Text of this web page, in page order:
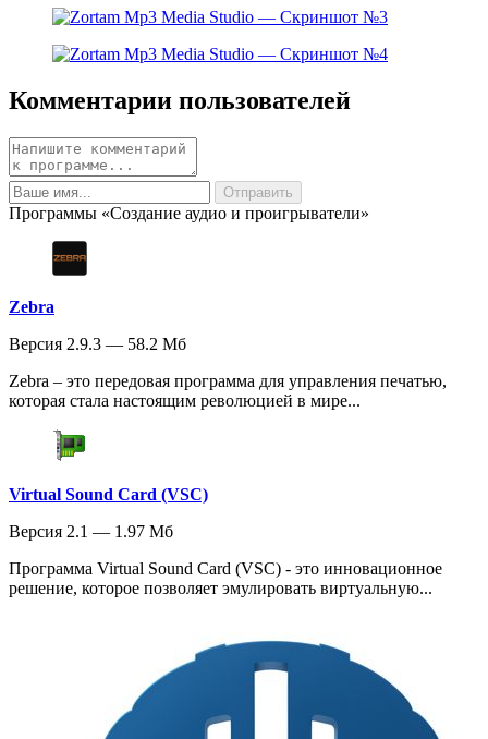
Комментарии пользователей
Программы «Создание аудио и проигрыватели»
Zebra
Версия 2.9.3 — 58.2 Мб
Zebra – это передовая программа для управления печатью,
которая стала настоящим революцией в мире...
Virtual Sound Card (VSC)
Версия 2.1 — 1.97 Мб
Программа Virtual Sound Card (VSC) - это инновационное
решение, которое позволяет эмулировать виртуальную...